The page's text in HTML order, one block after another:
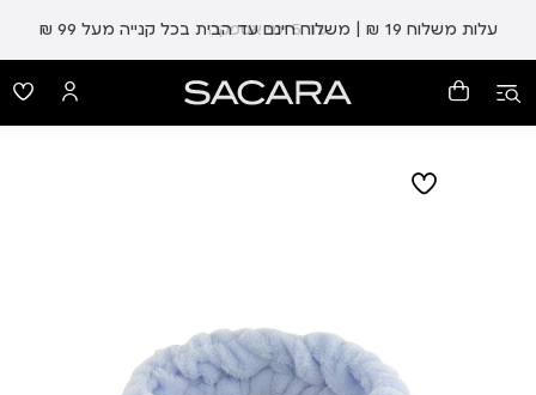
עלות משלוח 19 ₪ | משלוח חינם עד הבית בכל קנייה מעל 99 ₪ עד 5 ימי אספקה